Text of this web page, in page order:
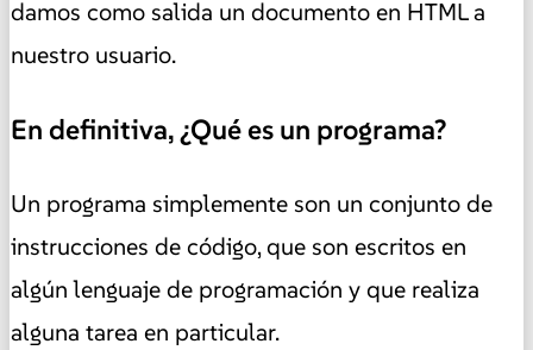
damos como salida un documento en HTML a
nuestro usuario.
En definitiva, ¿Qué es un programa?
Un programa simplemente son un conjunto de
instrucciones de código, que son escritos en
algún lenguaje de programación y que realiza
alguna tarea en particular.